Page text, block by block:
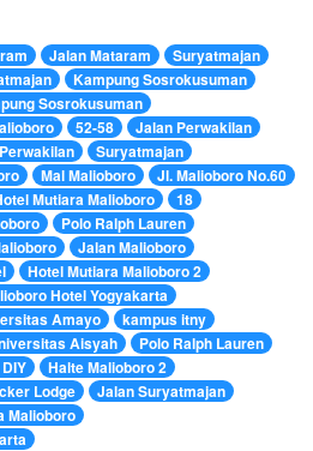
Jalan Mataram
Suryatmajan
Kampung Sosrokusuman
Sosrokusuman
52-58
Jalan Perwakilan
Suryatmajan
Mal Malioboro
Jl. Malioboro No.60
Mutiara Malioboro
18
Polo Ralph Lauren
Jalan Malioboro
Hotel Mutiara Malioboro 2
Hotel Yogyakarta
Amayo
kampus itny
Aisyah
Polo Ralph Lauren
Halte Malioboro 2
Lodge
Jalan Suryatmajan
Malioboro